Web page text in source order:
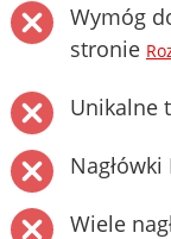
Wymóg
stronie
Unikalne
Wiele